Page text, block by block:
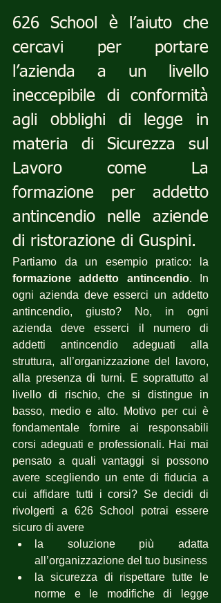
626 School è l’aiuto che
cercavi per portare
l’azienda a un livello
ineccepibile di conformità
agli obblighi di legge in
materia di Sicurezza sul
Lavoro come La
formazione per addetto
antincendio nelle aziende
di ristorazione di Guspini.
formazione addetto antincendio. In
ogni azienda deve esserci un addetto
antincendio, giusto? No, in ogni
azienda deve esserci il numero di
addetti antincendio adeguati alla
struttura, all’organizzazione del lavoro,
alla presenza di turni. E soprattutto al
livello di rischio, che si distingue in
basso, medio e alto. Motivo per cui è
fondamentale fornire ai responsabili
corsi adeguati e professionali. Hai mai
pensato a quali vantaggi si possono
avere scegliendo un ente di fiducia a
cui affidare tutti i corsi? Se decidi di
rivolgerti a 626 School potrai essere
sicuro di avere
la soluzione più adatta
all’organizzazione del tuo business
la sicurezza di rispettare tutte le
norme e le modifiche di legge